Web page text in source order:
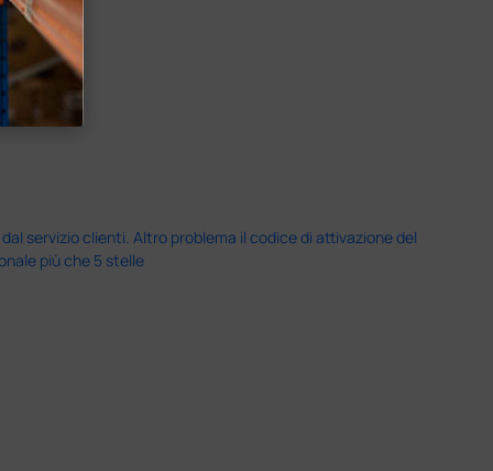
servizio clienti. Altro problema il codice di attivazione del
più che 5 stelle